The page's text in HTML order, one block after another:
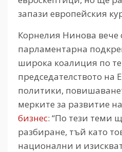
запази европейския
Корнелия Нинова вече
парламентарна
широка коалиция по
председателството на
политики,
мерките за развитие на
бизнес: “По тези теми
разбиране, тъй като
национални и